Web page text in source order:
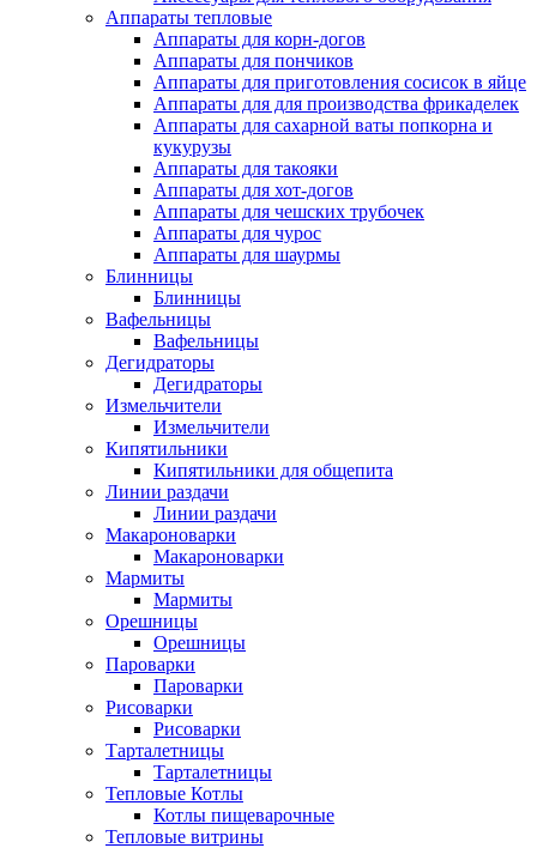
Аппараты тепловые
Аппараты для корн-догов
Аппараты для пончиков
Аппараты для приготовления сосисок в яйце
Аппараты для для производства фрикаделек
Аппараты для сахарной ваты попкорна и
кукурузы
Аппараты для такояки
Аппараты для хот-догов
Аппараты для чешских трубочек
Аппараты для чурос
Аппараты для шаурмы
Блинницы
Блинницы
Вафельницы
Вафельницы
Дегидраторы
Дегидраторы
Измельчители
Измельчители
Кипятильники
Кипятильники для общепита
Линии раздачи
Линии раздачи
Макароноварки
Макароноварки
Мармиты
Мармиты
Орешницы
Орешницы
Пароварки
Пароварки
Рисоварки
Рисоварки
Тарталетницы
Тарталетницы
Тепловые Котлы
Котлы пищеварочные
Тепловые витрины